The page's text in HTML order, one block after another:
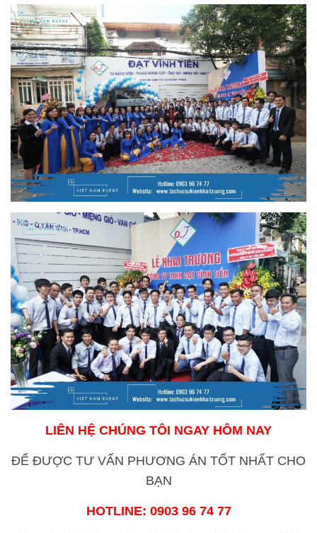
LIÊN HỆ CHÚNG TÔI NGAY HÔM NAY
ĐỂ ĐƯỢC TƯ VẤN PHƯƠNG ÁN TỐT NHẤT CHO
BẠN
HOTLINE: 0903 96 74 77